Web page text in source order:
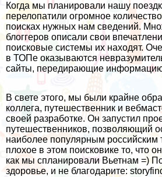
Когда мы планировали нашу
перелопатили огромное
поисках нужных нам сведений.
блоггеров описали свои
поисковые системы их находят.
в ТОПе оказываются
сайты, передирающие информацию
В свете этого, мы были крайне
коллега, путешественник и
своей разработке. Он запустил
путешественников, позволяющий
наиболее популярным российским
плохое в этом поисковике то, что
как мы спланировали Вьетнам =)
здоровье, и не благодарите: